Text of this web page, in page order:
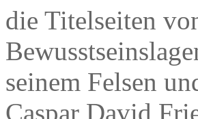
die Titelseiten
seinem Felsen
Caspar David